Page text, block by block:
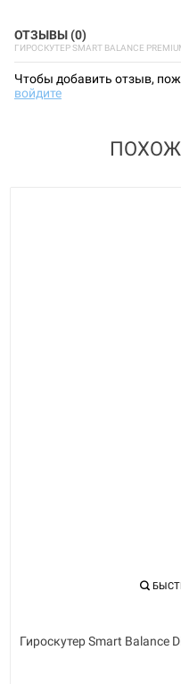
ОТЗЫВЫ (0)
ГИРОСКУТЕР SMART BALANCE
Чтобы добавить отзыв,
войдите
Гироскутер Smart Balance